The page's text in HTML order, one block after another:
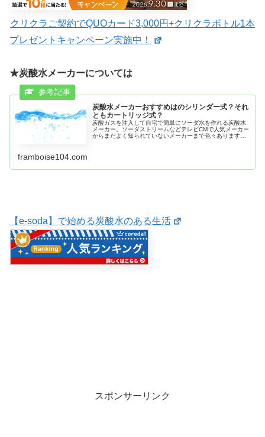
クリクラご契約でQUOカード3,000円+クリクラボトル1本
プレゼントキャンペーン実施中！
★炭酸水メーカーについては
炭酸水メーカーおすすめはのシリンダー式？それ
ともカートリッジ式？
炭酸ガスを注入して自宅で簡単にソーダ水を作れる炭酸水
メーカー。ソーダストリームなどテレビCMで人気メーカー
からまだよく知られていないメーカーまで色々あります。
framboise104.com
【e-soda】で始める炭酸水のある生活
スポンサーリンク